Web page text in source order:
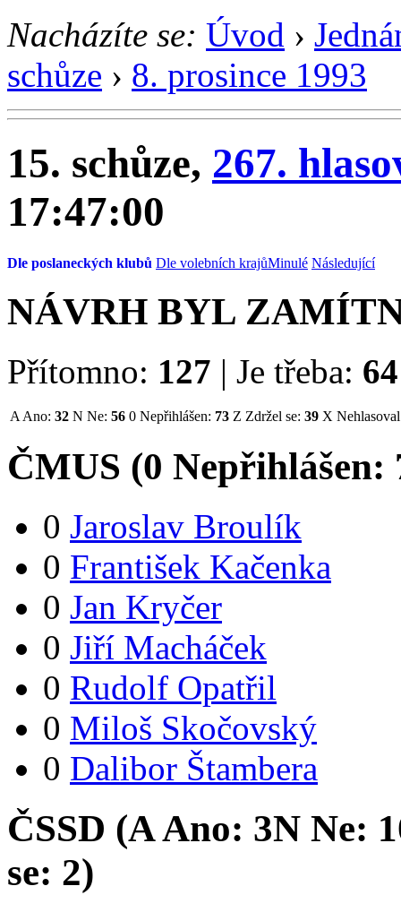
Nacházíte se: Úvod ›
schůze › 8. prosince 1993
15. schůze, 267.
17:47:00
Dle poslaneckých klubů Dle volebních krajůMinulé Následující
NÁVRH BYL
Přítomno: 127 | Je třeba: 64
A Ano: 32 N Ne: 56 0 Nepřihlášen: 73 Z Zdržel se: 39 X Nehlasoval
ČMUS (0 Nepřihlášen:
0 Jaroslav Broulík
0 František Kačenka
0 Jan Kryčer
0 Jiří Macháček
0 Rudolf Opatřil
0 Miloš Skočovský
0 Dalibor Štambera
ČSSD (AAno: 3N Ne: 1
se: 2)